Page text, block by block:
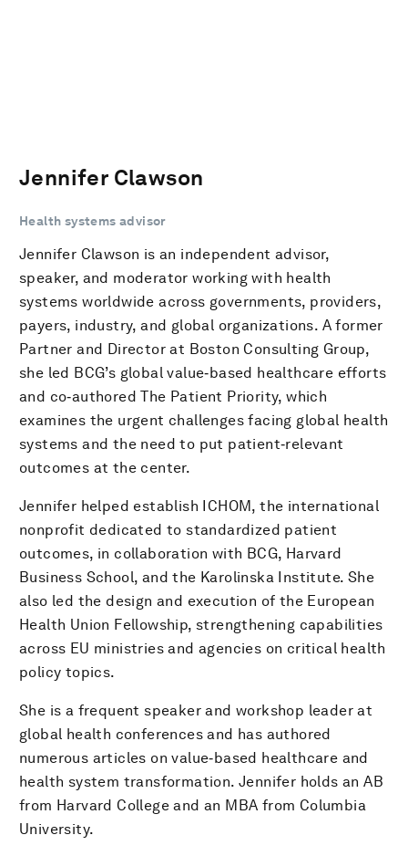
Jennifer Clawson
Health systems advisor
Jennifer Clawson is an independent advisor,
speaker, and moderator working with health
systems worldwide across governments, providers,
payers, industry, and global organizations. A former
Partner and Director at Boston Consulting Group,
she led BCG’s global value‑based healthcare efforts
and co‑authored The Patient Priority, which
examines the urgent challenges facing global health
systems and the need to put patient‑relevant
outcomes at the center.
Jennifer helped establish ICHOM, the international
nonprofit dedicated to standardized patient
outcomes, in collaboration with BCG, Harvard
Business School, and the Karolinska Institute. She
also led the design and execution of the European
Health Union Fellowship, strengthening capabilities
across EU ministries and agencies on critical health
policy topics.
She is a frequent speaker and workshop leader at
global health conferences and has authored
numerous articles on value‑based healthcare and
health system transformation. Jennifer holds an AB
from Harvard College and an MBA from Columbia
University.